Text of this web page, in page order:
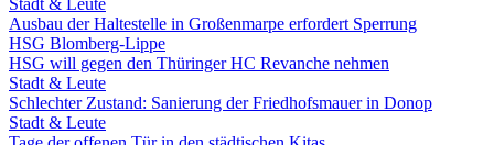
Stadt & Leute
Ausbau der Haltestelle in Großenmarpe erfordert Sperrung
HSG Blomberg-Lippe
HSG will gegen den Thüringer HC Revanche nehmen
Stadt & Leute
Schlechter Zustand: Sanierung der Friedhofsmauer in Donop
Stadt & Leute